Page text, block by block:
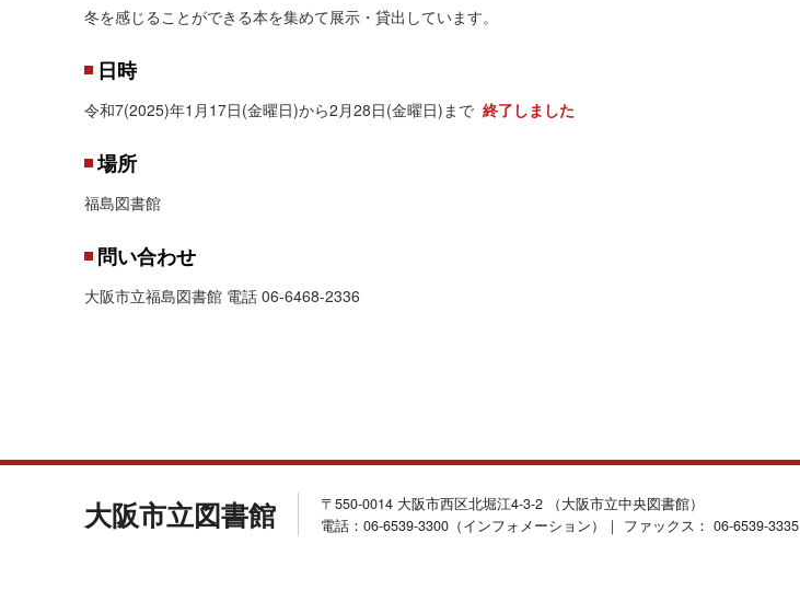
冬を感じることができる本を集めて展示・貸出しています。
日時
令和7(2025)年1月17日(金曜日)から2月28日(金曜日)まで 終了しました
場所
福島図書館
問い合わせ
大阪市立福島図書館 電話 06-6468-2336
大阪市立図書館
〒550-0014 大阪市西区北堀江4-3-2 （大阪市立中央図書館）
電話：06-6539-3300（インフォメーション）｜ ファックス： 06-6539-3335